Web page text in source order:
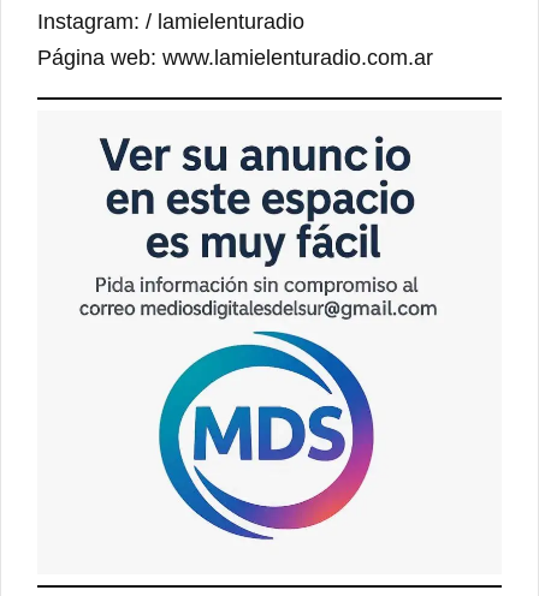
Instagram: / lamielenturadio
Página web: www.lamielenturadio.com.ar